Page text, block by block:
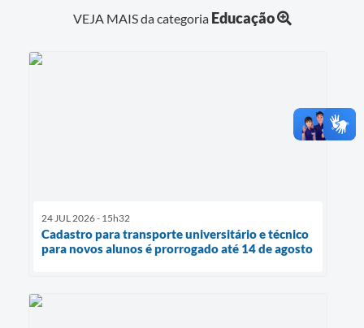
VEJA MAIS da categoria Educação
24 JUL 2026 - 15h32
Cadastro para transporte universitário e técnico
para novos alunos é prorrogado até 14 de agosto